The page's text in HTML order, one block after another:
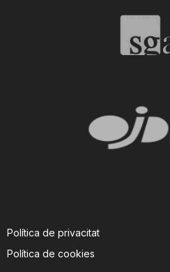
g
Política de privacitat
Política de cookies